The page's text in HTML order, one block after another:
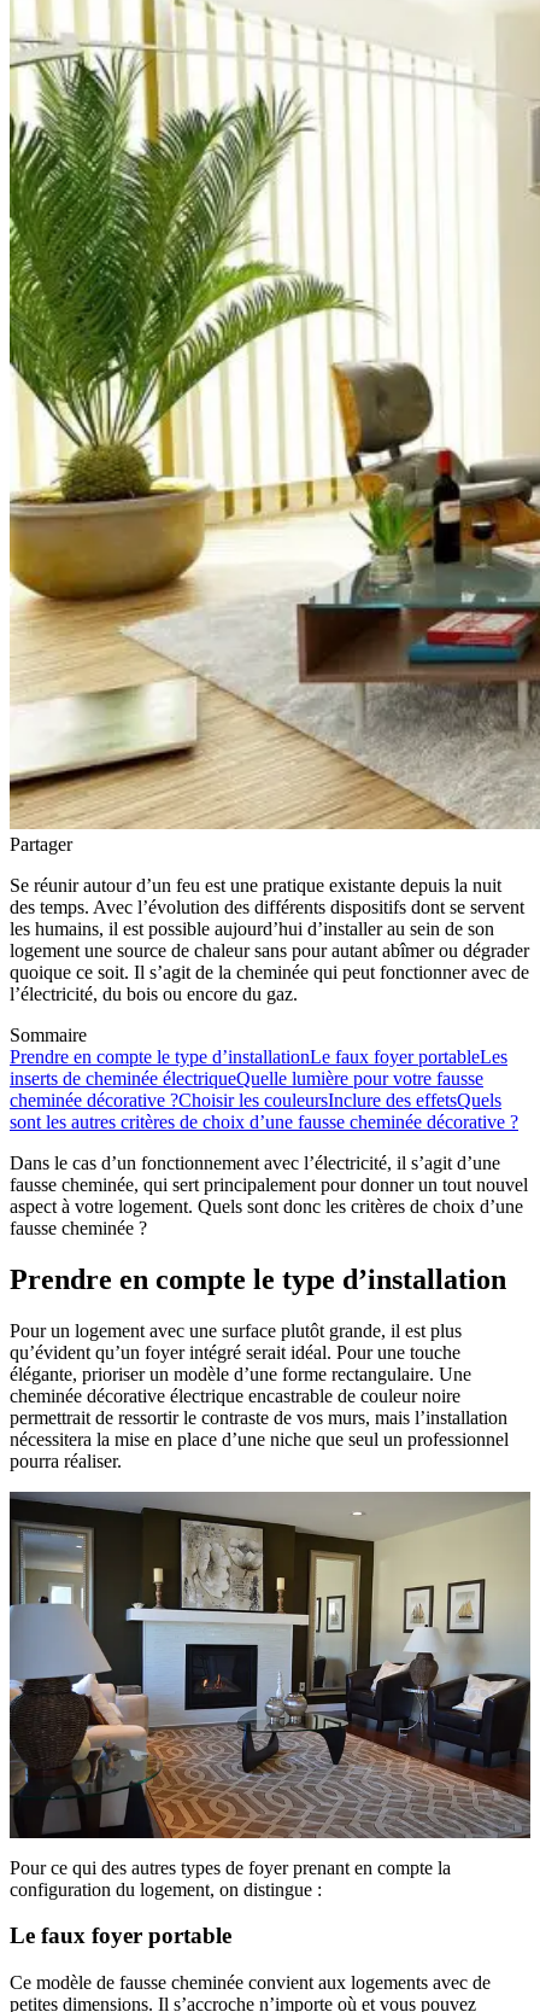
Partager
Se réunir autour d’un feu est une pratique existante depuis la nuit
des temps. Avec l’évolution des différents dispositifs dont se servent
les humains, il est possible aujourd’hui d’installer au sein de son
logement une source de chaleur sans pour autant abîmer ou dégrader
quoique ce soit. Il s’agit de la cheminée qui peut fonctionner avec de
l’électricité, du bois ou encore du gaz.
Sommaire
Prendre en compte le type d’installationLe faux foyer portableLes
inserts de cheminée électriqueQuelle lumière pour votre fausse
cheminée décorative ?Choisir les couleursInclure des effetsQuels
sont les autres critères de choix d’une fausse cheminée décorative ?
Dans le cas d’un fonctionnement avec l’électricité, il s’agit d’une
fausse cheminée, qui sert principalement pour donner un tout nouvel
aspect à votre logement. Quels sont donc les critères de choix d’une
fausse cheminée ?
Prendre en compte le type d’installation
Pour un logement avec une surface plutôt grande, il est plus
qu’évident qu’un foyer intégré serait idéal. Pour une touche
élégante, prioriser un modèle d’une forme rectangulaire. Une
cheminée décorative électrique encastrable de couleur noire
permettrait de ressortir le contraste de vos murs, mais l’installation
nécessitera la mise en place d’une niche que seul un professionnel
pourra réaliser.
Pour ce qui des autres types de foyer prenant en compte la
configuration du logement, on distingue :
Le faux foyer portable
Ce modèle de fausse cheminée convient aux logements avec de
petites dimensions. Il s’accroche n’importe où et vous pouvez